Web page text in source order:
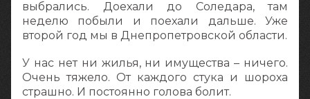
выбрались. Доехали до Соледара, там
неделю побыли и поехали дальше. Уже
второй год мы в Днепропетровской области.
У нас нет ни жилья, ни имущества – ничего.
Очень тяжело. От каждого стука и шороха
страшно. И постоянно голова болит.